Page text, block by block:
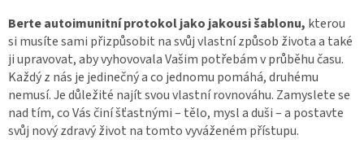
Berte autoimunitní protokol jako jakousi šablonu, kterou
si musíte sami přizpůsobit na svůj vlastní způsob života a také
ji upravovat, aby vyhovovala Vašim potřebám v průběhu času.
Každý z nás je jedinečný a co jednomu pomáhá, druhému
nemusí. Je důležité najít svou vlastní rovnováhu. Zamyslete se
nad tím, co Vás činí šťastnými – tělo, mysl a duši – a postavte
svůj nový zdravý život na tomto vyváženém přístupu.